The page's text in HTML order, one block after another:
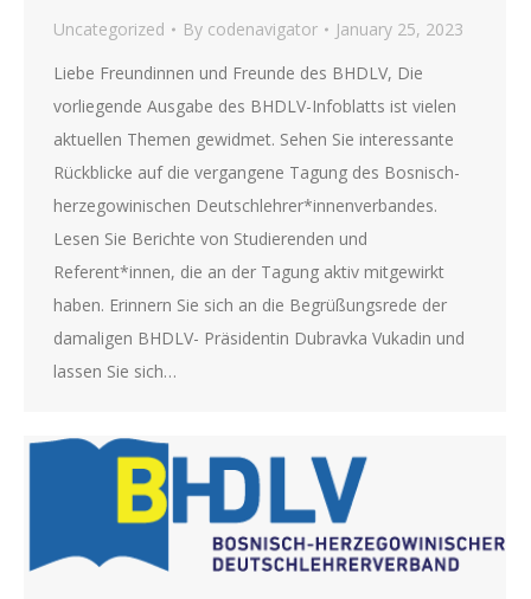
Uncategorized By codenavigator
January 25, 2023
Liebe Freundinnen und Freunde des BHDLV, Die
vorliegende Ausgabe des BHDLV-Infoblatts ist vielen
aktuellen Themen gewidmet. Sehen Sie interessante
Rückblicke auf die vergangene Tagung des Bosnisch-
herzegowinischen Deutschlehrer*innenverbandes.
Lesen Sie Berichte von Studierenden und
Referent*innen, die an der Tagung aktiv mitgewirkt
haben. Erinnern Sie sich an die Begrüßungsrede der
damaligen BHDLV- Präsidentin Dubravka Vukadin und
lassen Sie sich…